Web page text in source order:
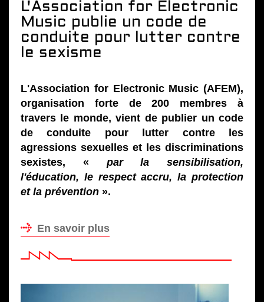
L'Association for Electronic
Music publie un code de
conduite pour lutter contre
le sexisme
L'Association for Electronic Music (AFEM),
organisation forte de 200 membres à
travers le monde, vient de publier un code
de conduite pour lutter contre les
agressions sexuelles et les discriminations
sexistes, « par la sensibilisation,
l'éducation, le respect accru, la protection
et la prévention ».
En savoir plus